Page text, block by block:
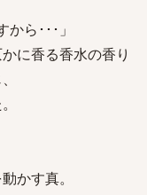
ら･･･」
に香る香水の香り
かす真。